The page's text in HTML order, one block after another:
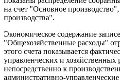
на счет "Основное
производства".
Экономическое содержание
"Общехозяйственные расходы"
этого счета показывается
управленческих и хозяйственных
непосредственно к
административно-